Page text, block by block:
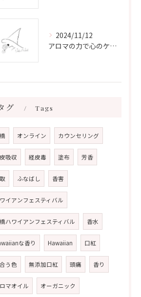
2024/11/12
アロマの力で心のケアをする方法
グ Tags
オンライン カウンセリング
吸収 経皮毒 塗布 芳香
ふなばし 香害
イアンフェスティバル
ハワイアンフェスティバル 香水
な香り Hawaiian 口紅
う色 無添加口紅 頭痛 香り
マオイル オーガニック